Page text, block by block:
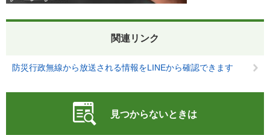
関連リンク
防災行政無線から放送される情報をLINEから確認できます
見つからないときは